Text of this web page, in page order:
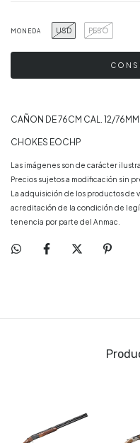
MONEDA USD PESO
CAÑON DE 76CM CAL. 12/76MM
CHOKES EOCHP
Las imágenes son de carácter
Precios sujetos a modificación sin
La adquisición de los productos de
acreditación de la condición de
tenencia por parte del Anmac.